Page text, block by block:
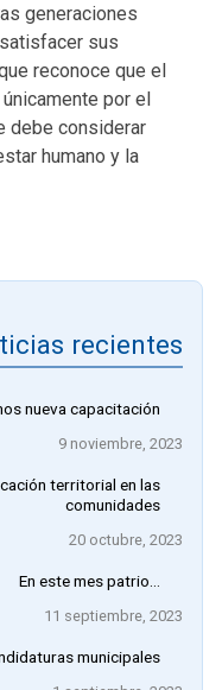
generaciones
sus
reconoce que el
por el
debe considerar
humano y la
recientes
nueva capacitación
9 noviembre, 2023
territorial en las
comunidades
20 octubre, 2023
En este mes patrio…
11 septiembre, 2023
municipales